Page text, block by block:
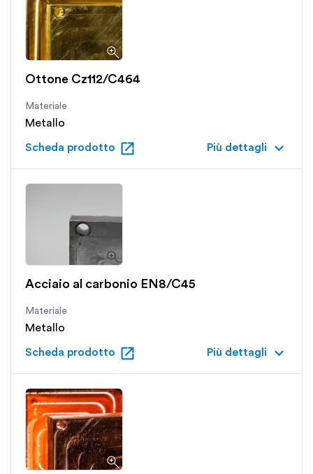
Ottone Cz112/C464
Materiale
Metallo
Scheda prodotto open_in_new Più dettagli keyboard_arrow_down
Acciaio al carbonio EN8/C45
Materiale
Metallo
Scheda prodotto open_in_new Più dettagli keyboard_arrow_down